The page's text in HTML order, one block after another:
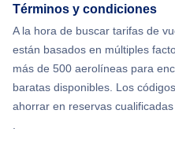
Términos y condiciones
A la hora de buscar tarifas de
están basados en múltiples
más de 500 aerolíneas para
baratas disponibles. Los
ahorrar en reservas
.